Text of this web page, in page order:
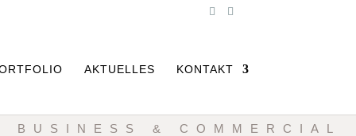
AKTUELLES KONTAKT
BUSINESS & COMMERCIAL